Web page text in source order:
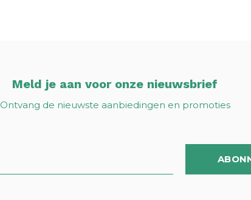
Meld je aan voor onze nieuwsbrief
Ontvang de nieuwste aanbiedingen en promoties